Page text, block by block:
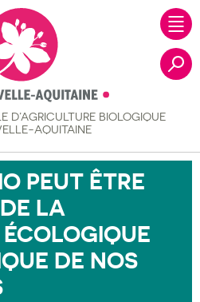
D’AGRICULTURE BIOLOGIQUE
AQUITAINE
PEUT ÊTRE
LA
DE NOS